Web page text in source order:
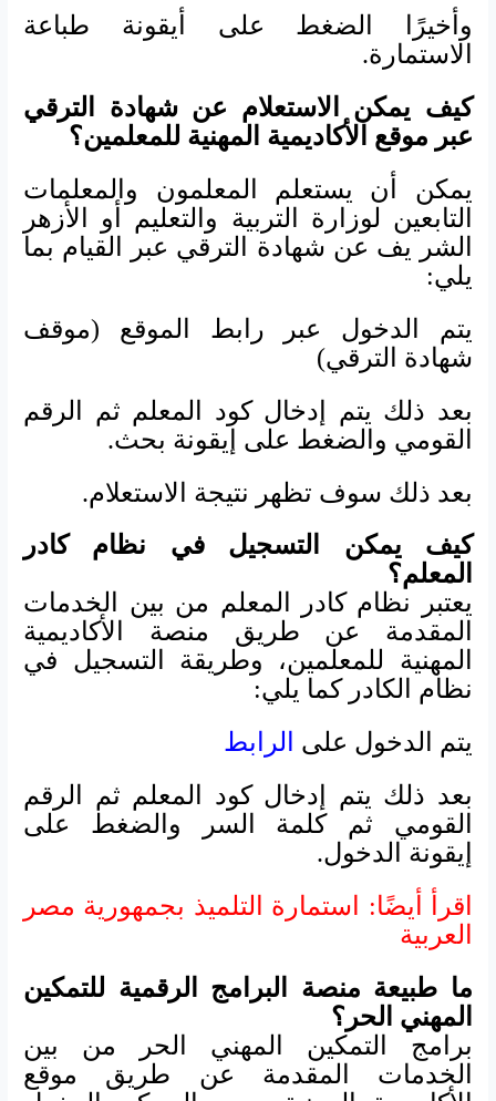
وأخيرًا الضغط على أيقونة طباعة
الاستمارة.
كيف يمكن الاستعلام عن شهادة الترقي
عبر موقع الأكاديمية المهنية للمعلمين؟
يمكن أن يستعلم المعلمون والمعلمات
التابعين لوزارة التربية والتعليم أو الأزهر
الشر يف عن شهادة الترقي عبر القيام بما
يلي:
يتم الدخول عبر رابط الموقع (موقف
شهادة الترقي)
بعد ذلك يتم إدخال كود المعلم ثم الرقم
القومي والضغط على إيقونة بحث.
بعد ذلك سوف تظهر نتيجة الاستعلام.
كيف يمكن التسجيل في نظام كادر
المعلم؟
يعتبر نظام كادر المعلم من بين الخدمات
المقدمة عن طريق منصة الأكاديمية
المهنية للمعلمين، وطريقة التسجيل في
نظام الكادر كما يلي:
يتم الدخول على
الرابط
بعد ذلك يتم إدخال كود المعلم ثم الرقم
القومي ثم كلمة السر والضغط على
إيقونة الدخول.
اقرأ أيضًا: استمارة التلميذ بجمهورية مصر
العربية
ما طبيعة منصة البرامج الرقمية للتمكين
المهني الحر؟
برامج التمكين المهني الحر من بين
الخدمات المقدمة عن طريق موقع